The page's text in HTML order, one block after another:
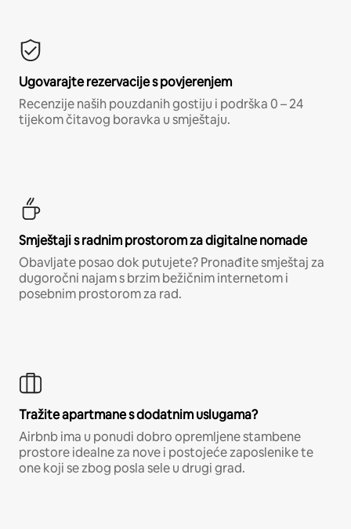
Ugovarajte rezervacije s povjerenjem
Recenzije naših pouzdanih gostiju i podrška 0 – 24
tijekom čitavog boravka u smještaju.
Smještaji s radnim prostorom za digitalne nomade
Obavljate posao dok putujete? Pronađite smještaj za
dugoročni najam s brzim bežičnim internetom i
posebnim prostorom za rad.
Tražite apartmane s dodatnim uslugama?
Airbnb ima u ponudi dobro opremljene stambene
prostore idealne za nove i postojeće zaposlenike te
one koji se zbog posla sele u drugi grad.